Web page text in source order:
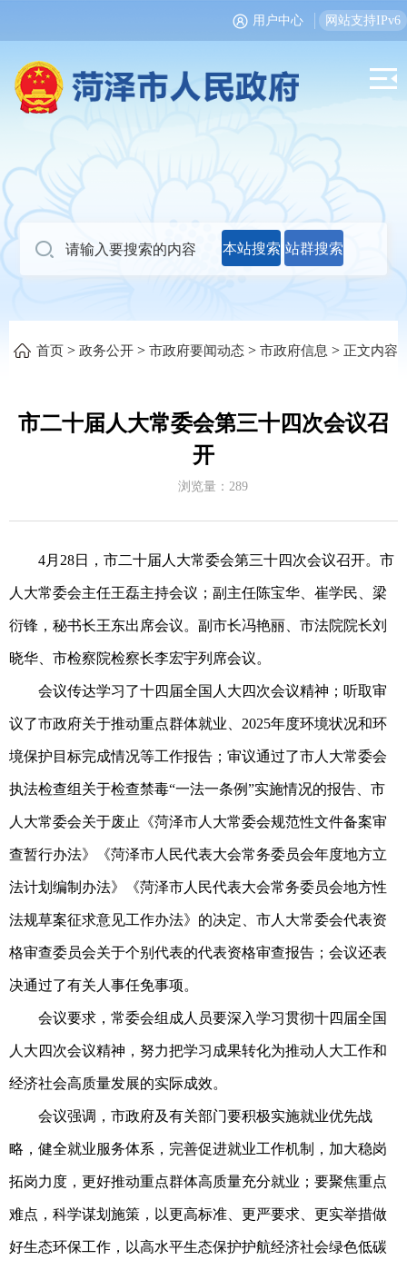
用户中心 网站支持IPv6
本站搜索 站群搜索
首页 > 政务公开 > 市政府要闻动态 > 市政府信息 > 正文内容
市二十届人大常委会第三十四次会议召
开
浏览量： 289
4月 28日，市二十届人大常委会第三十四次会议召开。市
人大常委会主任王磊主持会议；副主任陈宝华、崔学民、梁
衍锋，秘书长王东出席会议。副市长冯艳丽、市法院院长刘
晓华、市检察院检察长李宏宇列席会议。
会议传达学习了十四届全国人大四次会议精神；听取审
议了市政府关于推动重点群体就业、 2025年度环境状况和环
境保护目标完成情况等工作报告；审议通过了市人大常委会
执法检查组关于检查禁毒“一法一条例”实施情况的报告、市
人大常委会关于废止《菏泽市人大常委会规范性文件备案审
查暂行办法》《菏泽市人民代表大会常务委员会年度地方立
法计划编制办法》《菏泽市人民代表大会常务委员会地方性
法规草案征求意见工作办法》的决定、市人大常委会代表资
格审查委员会关于个别代表的代表资格审查报告；会议还表
决通过了有关人事任免事项。
会议要求，常委会组成人员要深入学习贯彻十四届全国
人大四次会议精神，努力把学习成果转化为推动人大工作和
经济社会高质量发展的实际成效。
会议强调，市政府及有关部门要积极实施就业优先战
略，健全就业服务体系，完善促进就业工作机制，加大稳岗
拓岗力度，更好推动重点群体高质量充分就业；要聚焦重点
难点，科学谋划施策，以更高标准、更严要求、更实举措做
好生态环保工作，以高水平生态保护护航经济社会绿色低碳